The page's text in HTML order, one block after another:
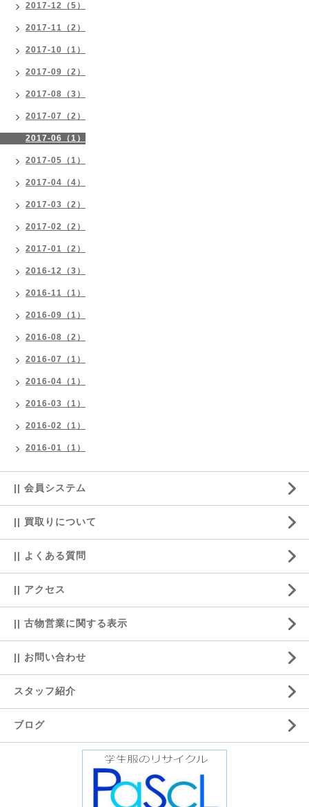
2017-12（5）
2017-11（2）
2017-10（1）
2017-09（2）
2017-08（3）
2017-07（2）
2017-06（1）
2017-05（1）
2017-04（4）
2017-03（2）
2017-02（2）
2017-01（2）
2016-12（3）
2016-11（1）
2016-09（1）
2016-08（2）
2016-07（1）
2016-04（1）
2016-03（1）
2016-02（1）
2016-01（1）
|| 会員システム
|| 買取りについて
|| よくある質問
|| アクセス
|| 古物営業に関する表示
|| お問い合わせ
スタッフ紹介
ブログ